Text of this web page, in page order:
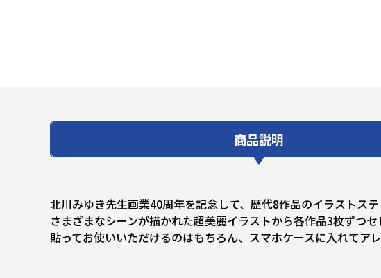
商品説明
北川みゆき先生画業40周年を記念して、歴代8作品のイラストステ
さまざまなシーンが描かれた超美麗イラストから各作品3枚ずつセ
貼ってお使いいただけるのはもちろん、スマホケースに入れてア